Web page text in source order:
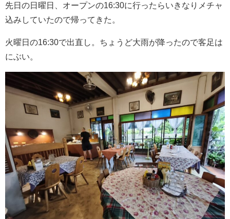
先日の日曜日、オープンの16:30に行ったらいきなりメチャ
込みしていたので帰ってきた。
火曜日の16:30で出直し。ちょうど大雨が降ったので客足は
にぶい。